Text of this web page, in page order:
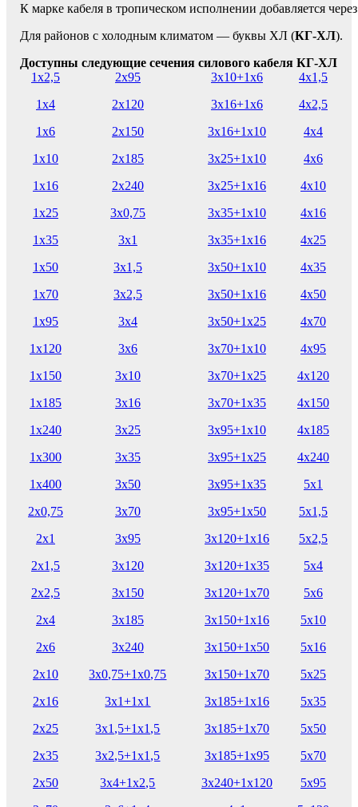
К марке кабеля в тропическом исполнении добавляется
Для районов с холодным климатом — буквы ХЛ (КГ-ХЛ).
Доступны следующие сечения силового кабеля КГ-ХЛ
1х2,5
1х4
1х6
1х10
1х16
1х25
1х35
1х50
1х70
1х95
1х120
1х150
1х185
1х240
1х300
1х400
2х0,75
2х1
2х1,5
2х2,5
2х4
2х6
2х10
2х16
2х25
2х35
2х50
2х95
2х120
2х150
2х185
2х240
3х0,75
3х1
3х1,5
3х2,5
3х4
3х6
3х10
3х16
3х25
3х35
3х50
3х70
3х95
3х120
3х150
3х185
3х240
3х0,75+1х0,75
3х1+1х1
3х1,5+1х1,5
3х2,5+1х1,5
3х4+1х2,5
3х10+1х6
3х16+1х6
3х16+1х10
3х25+1х10
3х25+1х16
3х35+1х10
3х35+1х16
3х50+1х10
3х50+1х16
3х50+1х25
3х70+1х10
3х70+1х25
3х70+1х35
3х95+1х10
3х95+1х25
3х95+1х35
3х95+1х50
3х120+1х16
3х120+1х35
3х120+1х70
3х150+1х16
3х150+1х50
3х150+1х70
3х185+1х16
3х185+1х70
3х185+1х95
3х240+1х120
4х1,5
4х2,5
4х4
4х6
4х10
4х16
4х25
4х35
4х50
4х70
4х95
4х120
4х150
4х185
4х240
5х1
5х1,5
5х2,5
5х4
5х6
5х10
5х16
5х25
5х35
5х50
5х70
5х95